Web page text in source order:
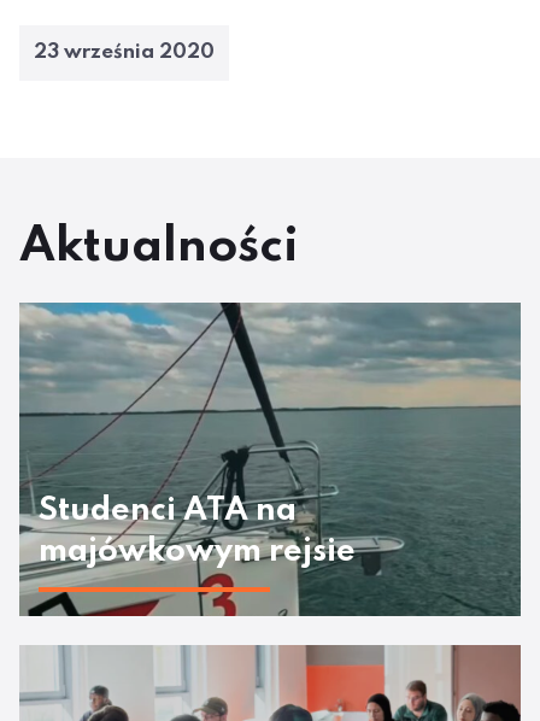
23 września 2020
Aktualności
Studenci ATA na
majówkowym rejsie